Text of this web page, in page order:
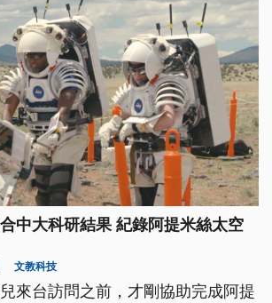
有獨一無二的人性視角。
合中大科研結果 紀錄阿提米絲太空
文教科技
來台訪問之前，才剛協助完成阿提